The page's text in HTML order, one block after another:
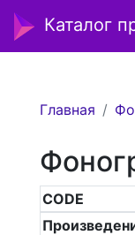
Каталог
Главная
CODE